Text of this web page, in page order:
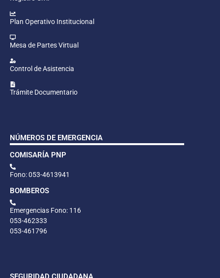
Plan Operativo Institucional
Mesa de Partes Virtual
Control de Asistencia
Trámite Documentario
NÚMEROS DE EMERGENCIA
COMISARÍA PNP
Fono: 053-4613941
BOMBEROS
Emergencias Fono: 116
053-462333
053-461796